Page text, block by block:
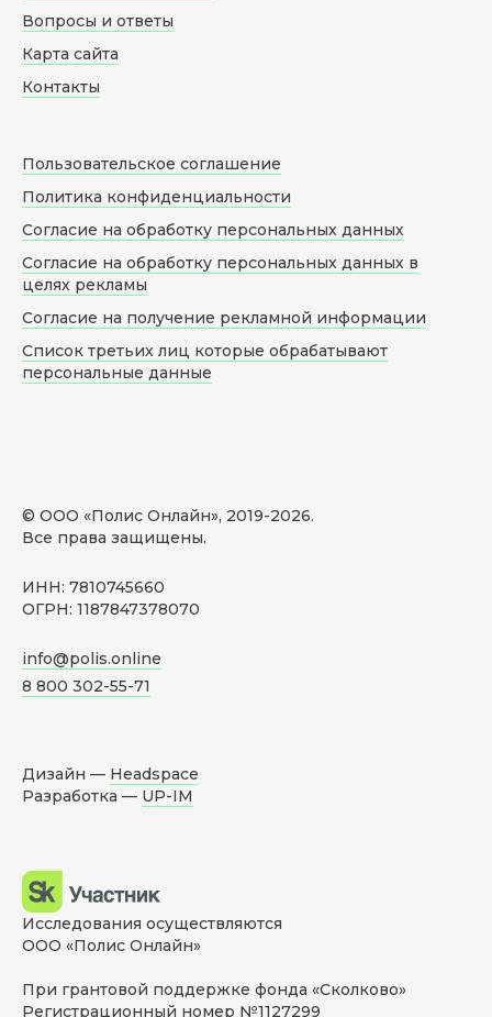
© ООО «Полис Онлайн», 2019-2026.
Все права защищены.
ИНН: 7810745660
ОГРН: 1187847378070
info@polis.online
8 800 302-55-71
Вопросы и ответы
Карта сайта
Контакты
Пользовательское соглашение
Политика конфиденциальности
Согласие на обработку персональных данных
Согласие на обработку персональных данных в
целях рекламы
Согласие на получение рекламной информации
Список третьих лиц которые обрабатывают
персональные данные
Дизайн — Headspace
Разработка — UP-IM
Исследования осуществляются
ООО «Полис Онлайн»
При грантовой поддержке фонда «Сколково»
Регистрационный номер №1127299